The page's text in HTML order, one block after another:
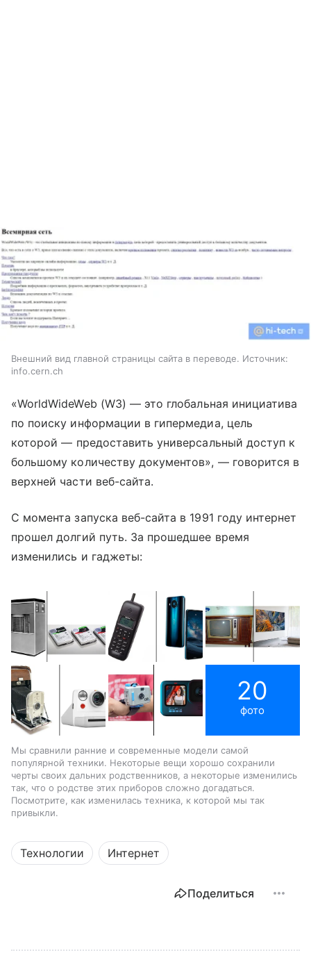
Внешний вид главной страницы сайта в переводе. Источник:
info.cern.ch
«WorldWideWeb (W3) —это глобальная инициатива
по поиску информации в гипермедиа, цель
которой— предоставить универсальный доступ к
большому количеству документов», —говорится в
верхней части веб-сайта.
С момента запуска веб-сайта в 1991 году интернет
прошел долгий путь. За прошедшее время
изменились и гаджеты:
20
фото
Мы сравнили ранние и современные модели самой
популярной техники. Некоторые вещи хорошо сохранили
черты своих дальних родственников, а некоторые изменились
так, что о родстве этих приборов сложно догадаться.
Посмотрите, как изменилась техника, к которой мы так
привыкли.
Технологии Интернет
Поделиться